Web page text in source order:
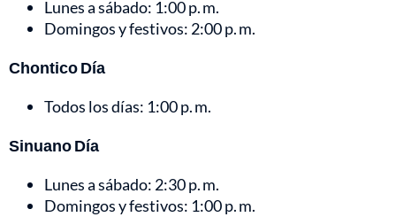
Lunes a sábado: 1:00 p. m.
Domingos y festivos: 2:00 p. m.
Chontico Día
Todos los días: 1:00 p. m.
Sinuano Día
Lunes a sábado: 2:30 p. m.
Domingos y festivos: 1:00 p. m.